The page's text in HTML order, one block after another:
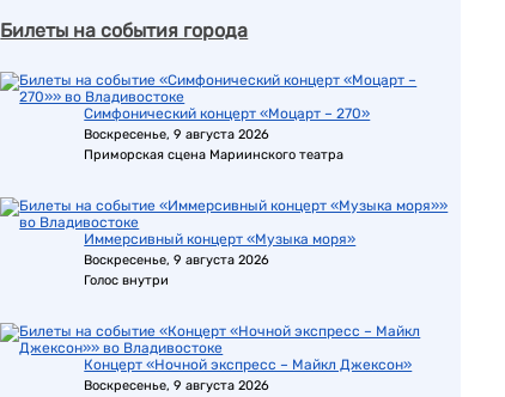
Билеты на события города
Симфонический концерт «Моцарт – 270»
Воскресенье, 9 августа 2026
Приморская сцена Мариинского театра
Иммерсивный концерт «Музыка моря»
Воскресенье, 9 августа 2026
Голос внутри
Концерт «Ночной экспресс – Майкл Джексон»
Воскресенье, 9 августа 2026